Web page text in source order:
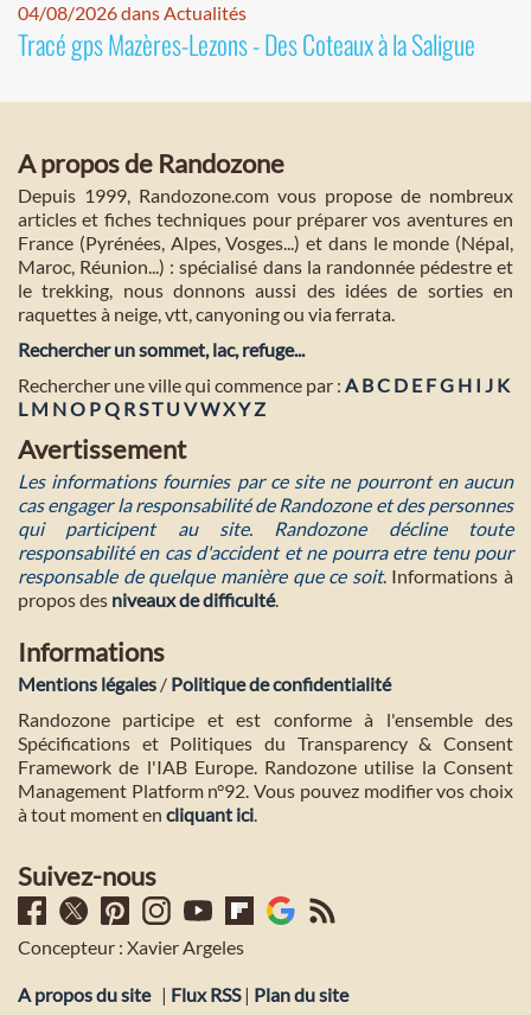
04/08/2026 dans Actualités
Tracé gps Mazères-Lezons - Des Coteaux à la Saligue
A propos de Randozone
Depuis 1999, Randozone.com vous propose de nombreux
articles et fiches techniques pour préparer vos aventures en
France (Pyrénées, Alpes, Vosges...) et dans le monde (Népal,
Maroc, Réunion...) : spécialisé dans la randonnée pédestre et
le trekking, nous donnons aussi des idées de sorties en
raquettes à neige, vtt, canyoning ou via ferrata.
Rechercher un sommet, lac, refuge...
Rechercher une ville qui commence par : A BC D E FG H I J K
L M NO PQ RST U VWXYZ
Avertissement
Les informations fournies par ce site ne pourront en aucun
cas engager la responsabilité de Randozone et des personnes
qui participent au site. Randozone décline toute
responsabilité en cas d'accident et ne pourra etre tenu pour
responsable de quelque manière que ce soit. Informations à
propos des niveaux de difficulté.
Informations
Mentions légales / Politique de confidentialité
Randozone participe et est conforme à l'ensemble des
Spécifications et Politiques du Transparency & Consent
Framework de l'IAB Europe. Randozone utilise la Consent
Management Platform n°92. Vous pouvez modifier vos choix
à tout moment en cliquant ici.
Suivez-nous
Concepteur : Xavier Argeles
A propos du site | Flux RSS| Plan du site